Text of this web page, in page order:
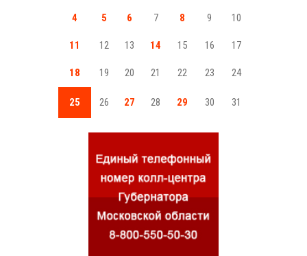
4 5 6 7 8 9 10
11 12 13 14 15 16 17
18 19 20 21 22 23 24
25 26 27 28 29 30 31